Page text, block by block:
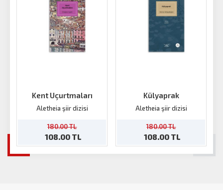
Kent Uçurtmaları
Aletheia şiir dizisi
180.00 TL
108.00 TL
Külyaprak
Aletheia şiir dizisi
180.00 TL
108.00 TL